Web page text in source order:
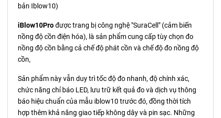
bản Iblow10)
iBlow10Prođược trang bị công nghệ "SuraCell" (cảm biến
nồng độ cồn điện hóa), là sản phẩm cung cấp tùy chọn đo
nồng độ cồn bằng cả chế độ phát cồn và chế độ đo nồng độ
cồn,
Sản phẩm này vẫn duy trì tốc độ đo nhanh, độ chính xác,
chức năng chỉ báo LED, lưu trữ kết quả đo và dịch vụ thông
báo hiệu chuẩn của mẫu iblow10 trước đó, đồng thời tích
hợp thêm khả năng giao tiếp không dây và pin sạc. Những